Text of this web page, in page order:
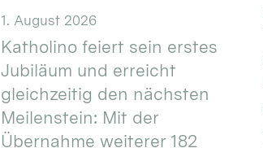
1. August 2026
Katholino feiert sein erstes
Jubiläum und erreicht
gleichzeitig den nächsten
Meilenstein: Mit der
Übernahme weiterer 182